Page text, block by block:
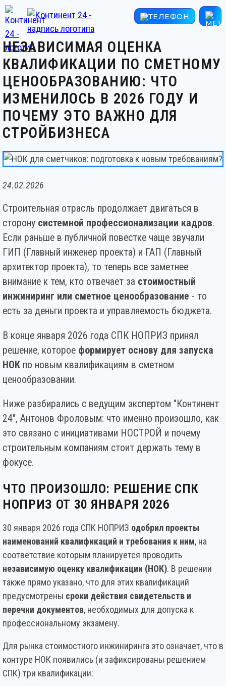
НЕЗАВИСИМАЯ ОЦЕНКА
КВАЛИФИКАЦИИ ПО СМЕТНОМУ
ЦЕНООБРАЗОВАНИЮ: ЧТО
ИЗМЕНИЛОСЬ В 2026 ГОДУ И
ПОЧЕМУ ЭТО ВАЖНО ДЛЯ
СТРОЙБИЗНЕСА
24.02.2026
Строительная отрасль продолжает двигаться в
сторону системной профессионализации кадров.
Если раньше в публичной повестке чаще звучали
ГИП (Главный инженер проекта) и ГАП (Главный
архитектор проекта), то теперь все заметнее
внимание к тем, кто отвечает за стоимостный
инжиниринг или сметное ценообразование - то
есть за деньги проекта и управляемость бюджета.
В конце января 2026 года СПК НОПРИЗ принял
решение, которое формирует основу для запуска
НОК по новым квалификациям в сметном
ценообразовании.
Ниже разбирались с ведущим экспертом "Континент
24", Антонов Фроловым: что именно произошло, как
это связано с инициативами НОСТРОЙ и почему
строительным компаниям стоит держать тему в
фокусе.
ЧТО ПРОИЗОШЛО: РЕШЕНИЕ СПК
НОПРИЗ ОТ 30 ЯНВАРЯ 2026
30 января 2026 года СПК НОПРИЗ одобрил проекты
наименований квалификаций и требования к ним, на
соответствие которым планируется проводить
независимую оценку квалификации (НОК). В решении
также прямо указано, что для этих квалификаций
предусмотрены сроки действия свидетельств и
перечни документов, необходимых для допуска к
профессиональному экзамену.
Для рынка стоимостного инжиниринга это означает, что в
контуре НОК появились (и зафиксированы решением
СПК) три квалификации: